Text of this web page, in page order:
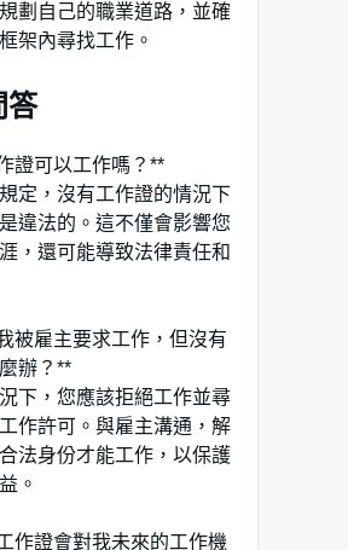
劃自己的職業道路，並確
架內尋找工作。
答
證可以工作嗎？**
定，沒有工作證的情況下
違法的。這不僅會影響您
，還可能導致法律責任和
被雇主要求工作，但沒有
辦？**
下，您應該拒絕工作並尋
作許可。與雇主溝通，解
法身份才能工作，以保護
。
作證會對我未來的工作機